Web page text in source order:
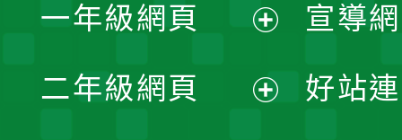
一年級網頁
開
二年級網頁
宣導
好站